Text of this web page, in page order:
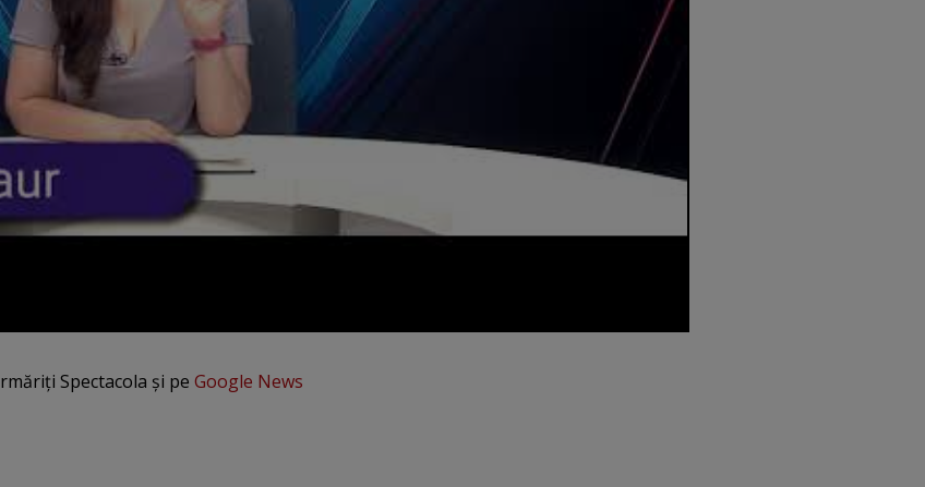
Spectacola și pe Google News